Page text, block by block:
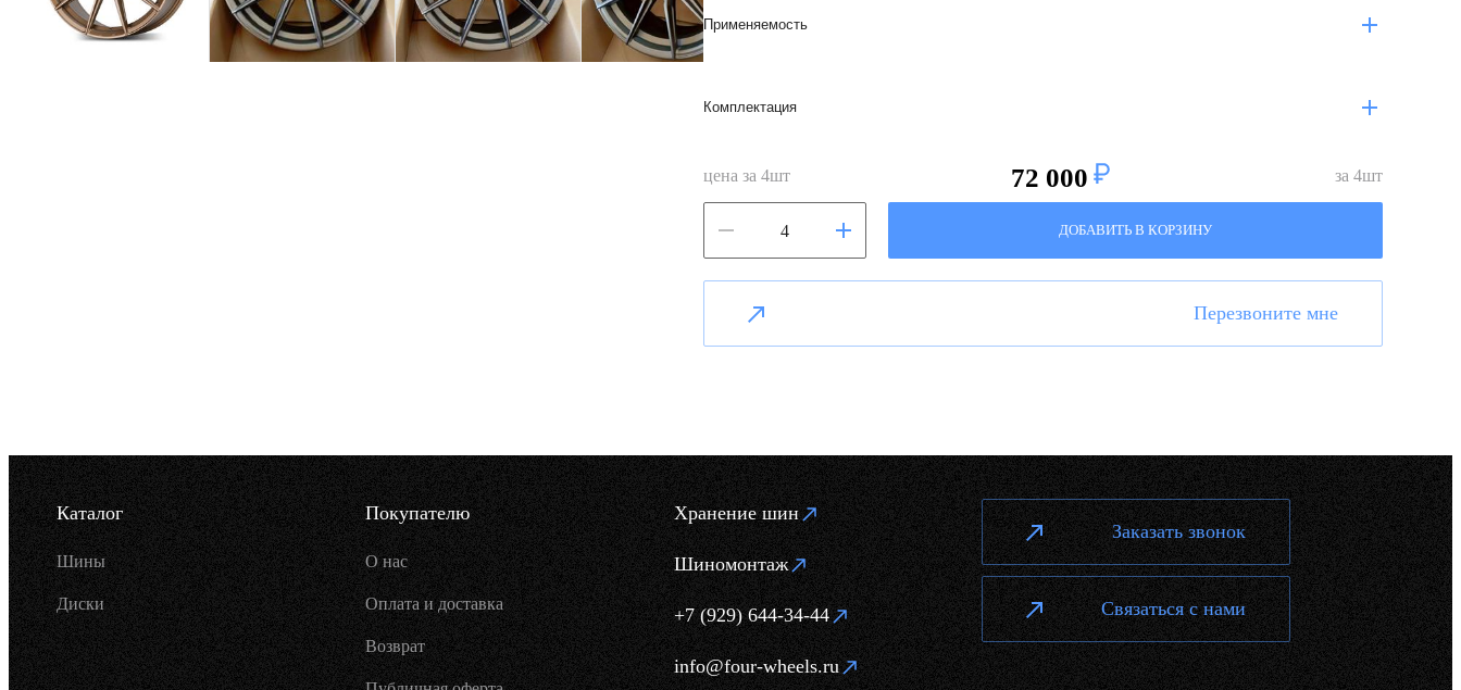
Применяемость
Комплектация
цена за 4шт 72 000 за 4шт
ДОБАВИТЬ В КОРЗИНУ
Перезвоните мне
Каталог
Шины
Диски
Покупателю
О нас
Оплата и доставка
Возврат
Хранение шин
Шиномонтаж
+7 (929) 644-34-44
info@four-wheels.ru
Заказать звонок
Связаться с нами